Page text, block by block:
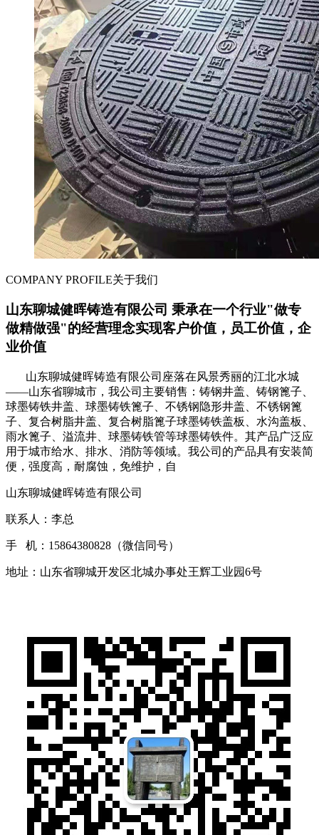
COMPANY PROFILE关于我们
山东聊城健晖铸造有限公司 秉承在一个行业"做专
做精做强"的经营理念实现客户价值，员工价值，企
业价值
山东聊城健晖铸造有限公司座落在风景秀丽的江北水城
——山东省聊城市，我公司主要销售：铸钢井盖、铸钢篦子、
球墨铸铁井盖、球墨铸铁篦子、不锈钢隐形井盖、不锈钢篦
子、复合树脂井盖、复合树脂篦子球墨铸铁盖板、水沟盖板、
雨水篦子、溢流井、球墨铸铁管等球墨铸铁件。其产品广泛应
用于城市给水、排水、消防等领域。我公司的产品具有安装简
便，强度高，耐腐蚀，免维护，自
山东聊城健晖铸造有限公司
联系人：李总
手 机：15864380828（微信同号）
地址：山东省聊城开发区北城办事处王辉工业园6号